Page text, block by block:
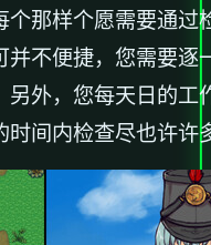
那样个愿需要通
不便捷，您需要
外，您每天日的
间内检查尽也许许